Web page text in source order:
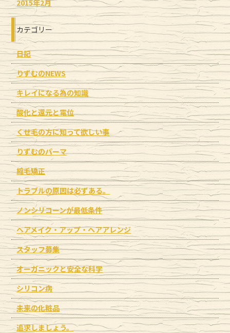
2015年2月
カテゴリー
日記
りずむのNEWS
キレイになる為の知識
酸化と還元と電位
くせ毛の方に知って欲しい事
りずむのパーマ
縮毛矯正
トラブルの原因は必ずある。
ノンシリコーンが最低条件
ヘアメイク・アップ・ヘアアレンジ
スタッフ募集
オーガニックと安全な科学
シリコン病
未来の化粧品
追求しましょう。